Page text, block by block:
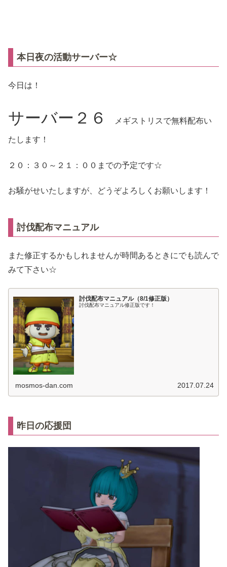
本日夜の活動サーバー☆
今日は！
サーバー２６ メギストリスで無料配布い
たします！
２０：３０～２１：００までの予定です☆
お騒がせいたしますが、どうぞよろしくお願いします！
討伐配布マニュアル
また修正するかもしれませんが時間あるときにでも読んで
みて下さい☆
討伐配布マニュアル（8/1修正版）
討伐配布マニュアル修正版です！
mosmos-dan.com 2017.07.24
昨日の応援団